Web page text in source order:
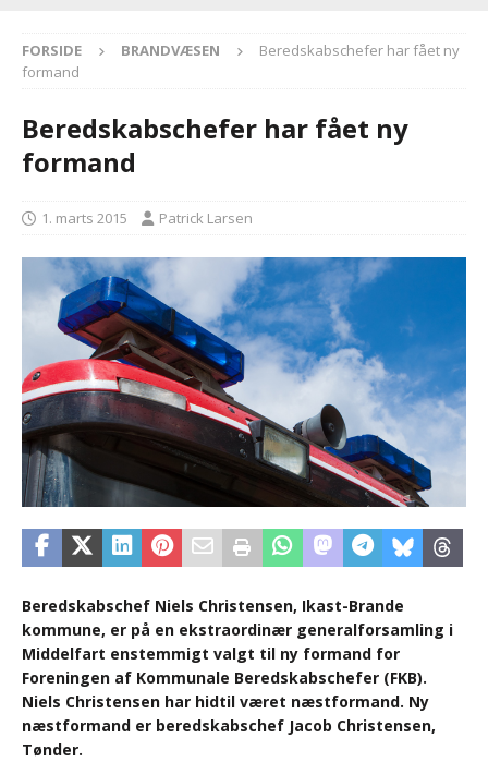
FORSIDE BRANDVÆSEN
Beredskabschefer har fået ny
formand
Beredskabschefer har fået ny
formand
1. marts 2015 Patrick Larsen
Beredskabschef Niels Christensen, Ikast-Brande
kommune, er på en ekstraordinær generalforsamling i
Middelfart enstemmigt valgt til ny formand for
Foreningen af Kommunale Beredskabschefer (FKB).
Niels Christensen har hidtil været næstformand. Ny
næstformand er beredskabschef Jacob Christensen,
Tønder.